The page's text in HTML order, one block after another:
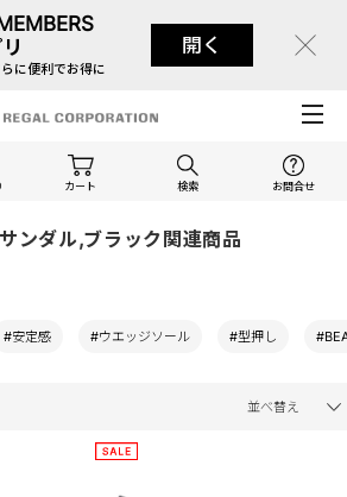
に便利でお得に
開く
カート 検索 お問合せ
ンダル,ブラック関連商品
#安定感 #ウエッジソール #型押し
並べ替え